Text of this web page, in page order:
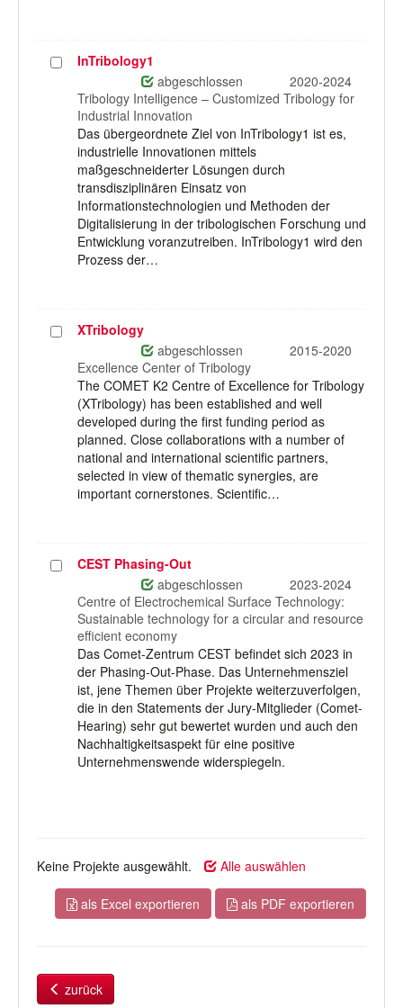
ProjektInTribology1
abgeschlossen
2020-2024
Tribology Intelligence – Customized Tribology for
Industrial Innovation
Das übergeordnete Ziel von InTribology1 ist es,
industrielle Innovationen mittels
maßgeschneiderter Lösungen durch
transdisziplinären Einsatz von
Informationstechnologien und Methoden der
Digitalisierung in der tribologischen Forschung und
Entwicklung voranzutreiben. InTribology1 wird den
Prozess der…
ProjektXTribology
abgeschlossen
2015-2020
Excellence Center of Tribology
The COMET K2 Centre of Excellence for Tribology
(XTribology) has been established and well
developed during the first funding period as
planned. Close collaborations with a number of
national and international scientific partners,
selected in view of thematic synergies, are
important cornerstones. Scientific…
ProjektCEST Phasing-Out
abgeschlossen
2023-2024
Centre of Electrochemical Surface Technology:
Sustainable technology for a circular and resource
efficient economy
Das Comet-Zentrum CEST befindet sich 2023 in
der Phasing-Out-Phase. Das Unternehmensziel
ist, jene Themen über Projekte weiterzuverfolgen,
die in den Statements der Jury-Mitglieder (Comet-
Hearing) sehr gut bewertet wurden und auch den
Nachhaltigkeitsaspekt für eine positive
Unternehmenswende widerspiegeln.
Keine Projekte ausgewählt. Alle auswählen
als Excel exportieren als PDF exportieren
zurück